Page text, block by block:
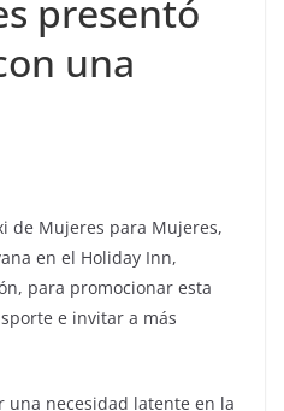
presentó
una
de Mujeres para Mujeres,
en el Holiday Inn,
para promocionar esta
e invitar a más
una necesidad latente en la